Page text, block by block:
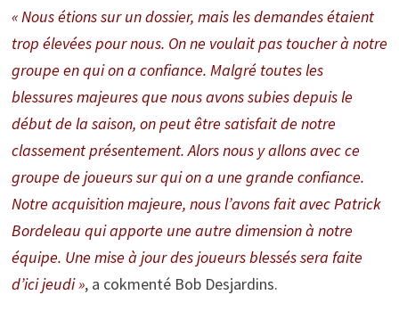
« Nous étions sur un dossier, mais les demandes étaient
trop élevées pour nous. On ne voulait pas toucher à notre
groupe en qui on a confiance. Malgré toutes les
blessures majeures que nous avons subies depuis le
début de la saison, on peut être satisfait de notre
classement présentement. Alors nous y allons avec ce
groupe de joueurs sur qui on a une grande confiance.
Notre acquisition majeure, nous l’avons fait avec Patrick
Bordeleau qui apporte une autre dimension à notre
équipe. Une mise à jour des joueurs blessés sera faite
d’ici jeudi », a cokmenté Bob Desjardins.